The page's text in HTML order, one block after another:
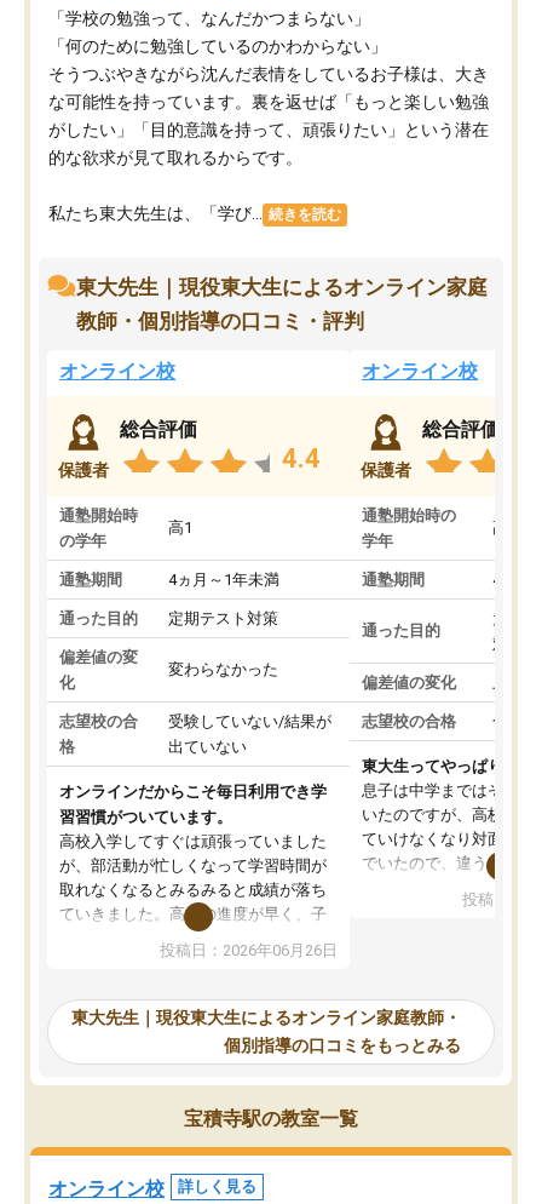
「学校の勉強って、なんだかつまらない」
「何のために勉強しているのかわからない」
そうつぶやきながら沈んだ表情をしているお子様は、大き
な可能性を持っています。裏を返せば「もっと楽しい勉強
がしたい」「目的意識を持って、頑張りたい」という潜在
的な欲求が見て取れるからです。
私たち東大先生は、「学び... 続きを読む
東大先生｜現役東大生によるオンライン家庭
教師・個別指導の口コミ・評判
オンライン校
保護者
総合評価
4.4
通塾開始時
の学年
高1
通塾期間 4ヵ月～1年未満
通った目的 定期テスト対策
偏差値の変
化
変わらなかった
志望校の合
格
受験していない/結果が
出ていない
オンラインだからこそ毎日利用でき学
習習慣がついています。
高校入学してすぐは頑張っていました
が、部活動が忙しくなって学習時間が
取れなくなるとみるみると成績が落ち
ていきました。高校の進度が早く、子
供も家に帰って勉強の話すると嫌な反
応を示します。東大先生にお願いして
れるので、親としても安心です。毎日
使える自習室とかもあり、わからない
ところがあれば先生が回答してくれる
のも重宝しています。
投稿日：2026年06月26日
オンライン校
保護者
総合評価
通塾開始時の
学年
高3
通塾期間 4ヵ月
通った目的
大学
対策
偏差値の変化
志望校の合格 合格
東大生ってやっぱりすご
息子は中学まではそこそ
いたのですが、高校に入
ていけなくなり対面の塾
でいたので、違うアプロ
で、当初は模試でD判定
自習室が毎日使えていつ
るのが心強かったよう
謝です。
投稿日：
東大先生｜現役東大生によるオンライン家庭教師・
個別指導の口コミをもっとみる
宝積寺駅の教室一覧
オンライン校 詳しく見る